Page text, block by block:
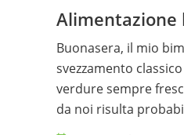
Alimentazione
Buonasera, il mio bimbo di
svezzamento
verdure sempre
da noi risulta probabilmente più saporita . Ho provato
mangiarsi due pizzette bianche